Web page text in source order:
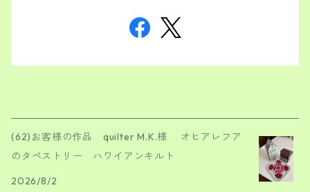
(62)お客様の作品 quilter M.K.様 オヒアレフア
のタペストリー ハワイアンキルト
2026/8/2